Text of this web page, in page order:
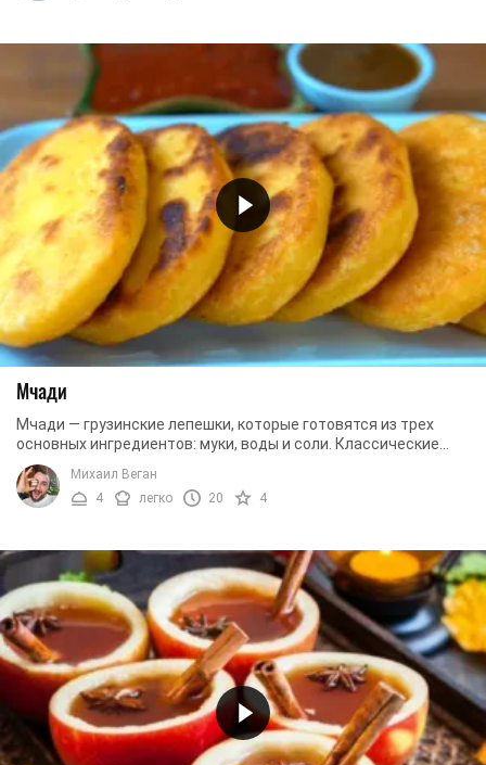
Мчади
Мчади — грузинские лепешки, которые готовятся из трех
основных ингредиентов: муки, воды и соли. Классические
грузинские мчади выпекают в специальных ...
Михаил Веган
4
легко 20 4